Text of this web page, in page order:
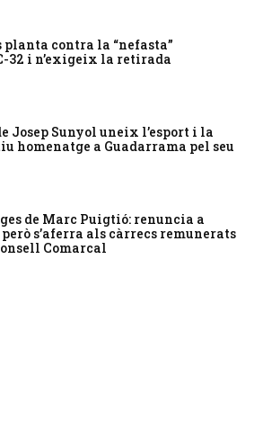
planta contra la “nefasta”
32 i n’exigeix la retirada
Josep Sunyol uneix l’esport i la
homenatge a Guadarrama pel seu
de Marc Puigtió: renuncia a
s’aferra als càrrecs remunerats
Comarcal